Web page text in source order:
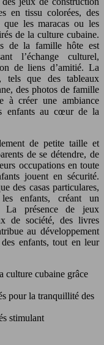
en tissu colorées, des
que les maracas ou les
de la culture cubaine.
de la famille hôte est
l’échange culturel,
de liens d’amitié. La
tels que des tableaux
des photos de famille
à créer une ambiance
enfants au cœur de la
de petite taille et
de se détendre, de
occupations en toute
jouent en sécurité.
des casas particulares,
enfants, créant un
La présence de jeux
de société, des livres
au développement
enfants, tout en leur
cubaine grâce
pour la tranquillité des
stimulant